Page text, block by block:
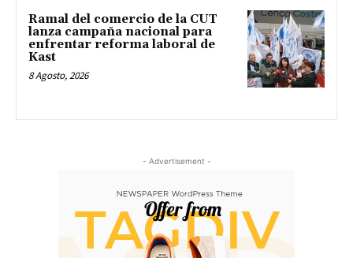
Ramal del comercio de la CUT
lanza campaña nacional para
enfrentar reforma laboral de
Kast
8 Agosto, 2026
- Advertisement -